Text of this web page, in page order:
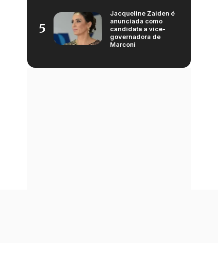
5
Jacqueline Zaiden é
anunciada como
candidata a vice-
governadora de
Marconi